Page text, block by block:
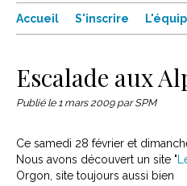
Accueil S'inscrire
Escalade aux
Publié le 1 mars 2009 par SPM
Ce samedi 28 février et
Nous avons découvert un site "
Orgon, site toujours aussi bien